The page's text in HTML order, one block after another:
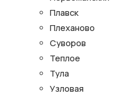
Плавск
Плеханово
Суворов
Теплое
Тула
Узловая